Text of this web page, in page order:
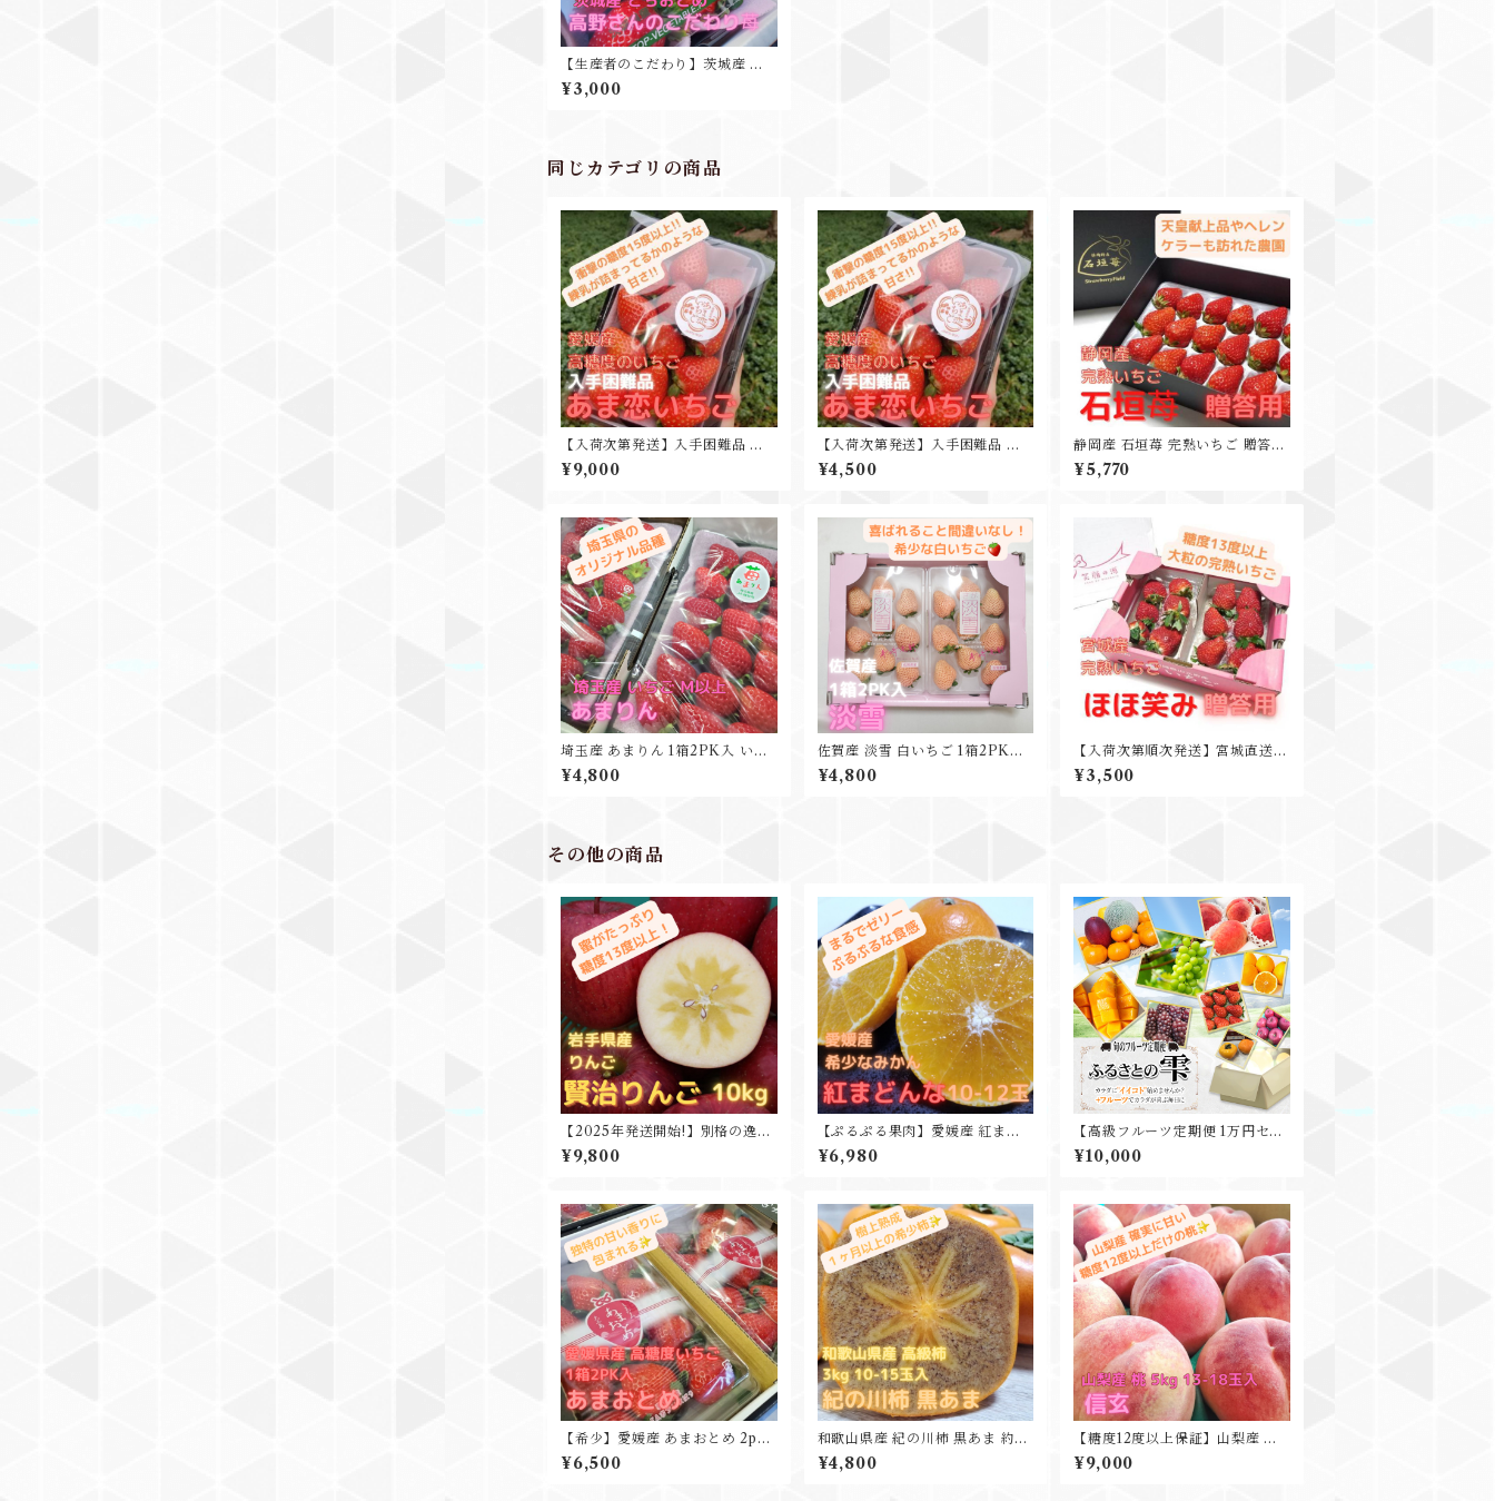
【生産者のこだわり】茨城産 高
野正利さんのとちおとめ 1箱2PK
入
¥3,000
同じカテゴリの商品
【入荷次第発送】入手困難品 愛
媛産 あま恋いちご 2pk入 糖度19
度計測 ギフト プレゼント 贈り物
¥9,000
【入荷次第発送】入手困難品 愛
媛産 あま恋いちご 1pk入 糖度19
度計測 ギフト プレゼント 贈り物
¥4,500
静岡産 石垣苺 完熟いちご 贈答用
プレゼント ギフト
¥5,770
埼玉産 あまりん 1箱2PK入 いち
ご プレゼント ご自宅用に
¥4,800
佐賀産 淡雪 白いちご 1箱2PK入
贈り物 贈答用 ギフト プレゼント
¥4,800
【入荷次第順次発送】宮城直送
完熟 ほほ笑み(とちおとめ) レギ
ュラーサイズ 2L ５６８ｇ以上 宮
¥3,500
その他の商品
【2025年発送開始!】別格の逸
品 岩手県産 賢治りんご 蜜入り
んご 10kg 32-36玉入 お歳暮 贈
¥9,800
【ぷるぷる果肉】愛媛産 紅まど
んな 10-12玉入 お歳暮 贈り物 ギ
フト プレゼント
¥6,980
【高級フルーツ定期便 1万円セッ
ト】フルーツプロデューサーにお
任せ ～旬の高級フルーツ贅沢詰
¥10,000
【希少】愛媛産 あまおとめ 2pk
入 寒締め栽培 高糖度いちご
¥6,500
和歌山県産 紀の川柿 黒あま 約3.
5kg 10-15玉入
¥4,800
【糖度12度以上保証】山梨産 桃
信玄 5kg 15-18玉入 確実に美味
しい
¥9,000